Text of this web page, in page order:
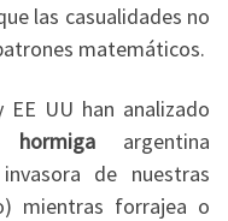
las casualidades no
matemáticos.
EE UU han analizado
hormigaargentina
invasora de nuestras
mientras forrajea o